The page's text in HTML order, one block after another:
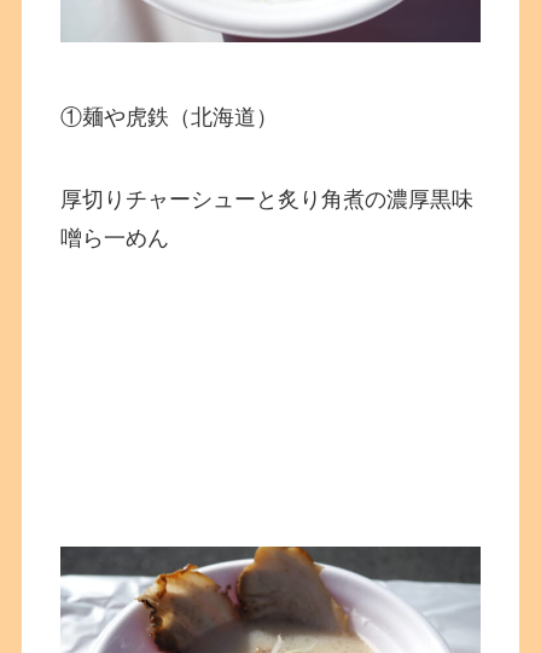
①麺や虎鉄（北海道）
厚切りチャーシューと炙り角煮の濃厚黒味
噌ら一めん